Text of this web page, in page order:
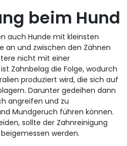
beim Hund
auch Hunde mit kleinsten
an und zwischen den Zähnen
nicht mit einer
Zahnbelag die Folge, wodurch
produziert wird, die sich auf
Darunter gedeihen dann
angreifen und zu
Mundgeruch führen können.
sollte der Zahnreinigung
werden.